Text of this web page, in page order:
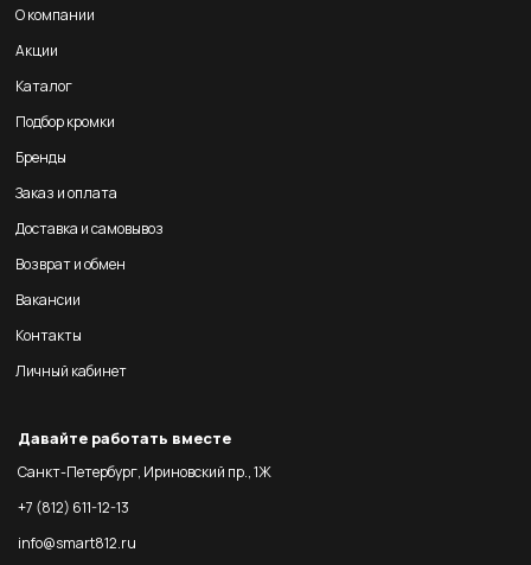
О компании
Акции
Каталог
Подбор кромки
Бренды
Заказ и оплата
Доставка и самовывоз
Возврат и обмен
Вакансии
Контакты
Личный кабинет
Давайте работать вместе
Санкт-Петербург, Ириновский пр., 1Ж
+7 (812) 611-12-13
info@smart812.ru